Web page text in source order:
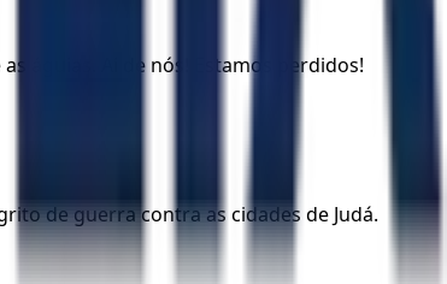
águias. Ai de nós! Estamos perdidos!
de guerra contra as cidades de Judá.